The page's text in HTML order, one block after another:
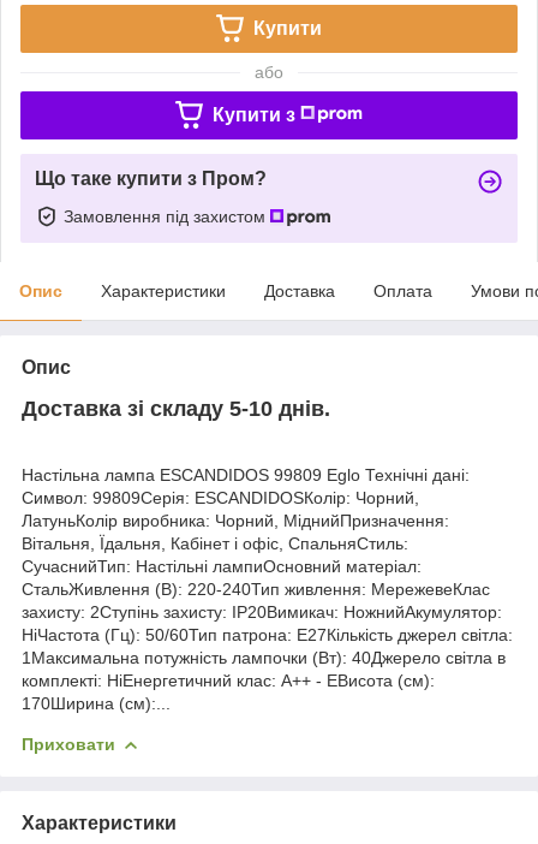
Купити
або
Купити з
Що таке купити з Пром?
Замовлення під захистом
Опис Характеристики Доставка Оплата Умови
Опис
Доставка зі складу 5-10 днів.
Настільна лампа ESCANDIDOS 99809 Eglo Технічні дані:
Символ: 99809Серія: ESCANDIDOSКолір: Чорний,
ЛатуньКолір виробника: Чорний, МіднийПризначення:
Вітальня, Їдальня, Кабінет і офіс, СпальняСтиль:
СучаснийТип: Настільні лампиОсновний матеріал:
СтальЖивлення (В): 220-240Тип живлення: МережевеКлас
захисту: 2Ступінь захисту: IP20Вимикач: НожнийАкумулятор:
НіЧастота (Гц): 50/60Тип патрона: E27Кількість джерел світла:
1Максимальна потужність лампочки (Вт): 40Джерело світла в
комплекті: НіЕнергетичний клас: A++ - ЕВисота (см):
170Ширина (см):...
Приховати
Характеристики